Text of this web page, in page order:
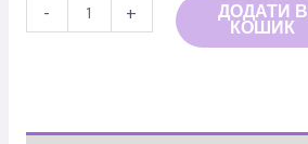
- +
ДОДАТИ В
КОШИК